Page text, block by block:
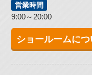
営業時間
9:00～20:00
ショールームに